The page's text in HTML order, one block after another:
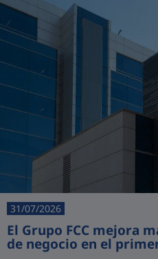
31/07/2026
El Grupo FCC mejora
de negocio en el